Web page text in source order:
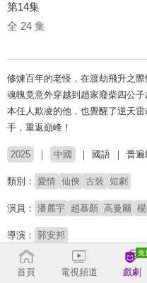
第14集
全 24 集
修煉百年的老怪，在渡劫飛升之
魂魄竟意外穿越到趙家廢柴四公
本任人欺凌的他，也覺醒了逆天
手，重返巔峰！
2025 中國 國語 普遍
類別： 愛情 仙俠 古裝 短劇
演員： 潘麓宇 趙慕顏 高曼爾
導演： 郭安邦
# 短劇推薦 # 熱門短劇
# 免費短劇
首頁
電視頻道 戲劇